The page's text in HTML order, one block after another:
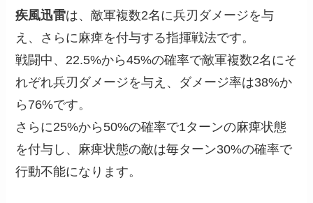
疾風迅雷は、敵軍複数2名に兵刃ダメージを与
え、さらに麻痺を付与する指揮戦法です。
戦闘中、22.5%から45%の確率で敵軍複数2名にそ
れぞれ兵刃ダメージを与え、ダメージ率は38%か
ら76%です。
さらに25%から50%の確率で1ターンの麻痺状態
を付与し、麻痺状態の敵は毎ターン30%の確率で
行動不能になります。